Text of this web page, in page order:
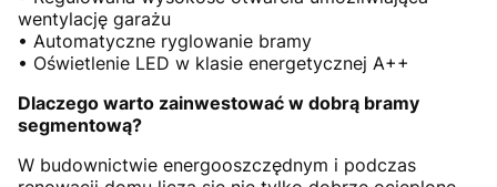
wentylację garażu
• Automatyczne ryglowanie bramy
• Oświetlenie LED w klasie energetycznej A++
Dlaczego warto zainwestować w dobrą bramy
segmentową?
W budownictwie energooszczędnym i podczas